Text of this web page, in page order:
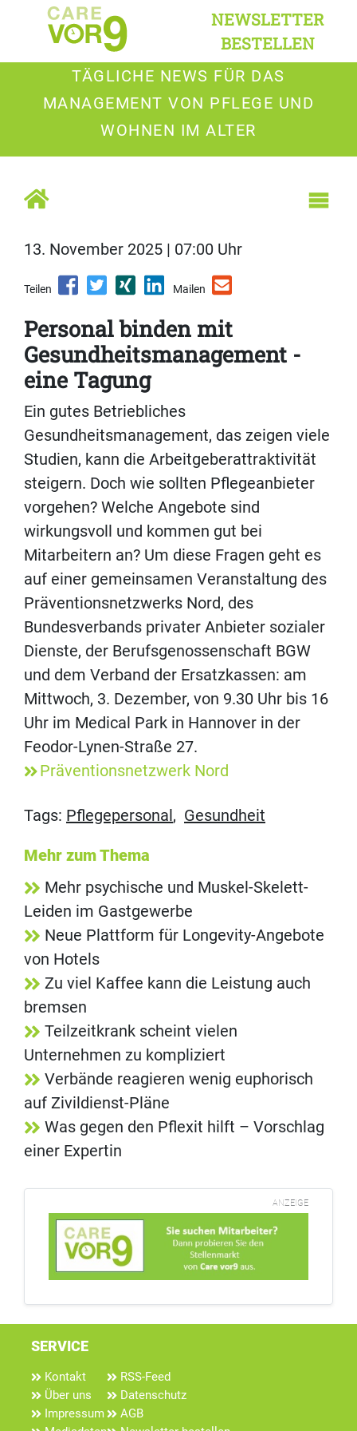
NEWSLETTER
BESTELLEN
TÄGLICHE NEWS FÜR DAS
MANAGEMENT VON PFLEGE UND
WOHNEN IM ALTER
13. November 2025 | 07:00 Uhr
Teilen Mailen
Personal binden mit
Gesundheitsmanagement -
eine Tagung
Ein gutes Betriebliches
Gesundheitsmanagement, das zeigen viele
Studien, kann die Arbeitgeberattraktivität
steigern. Doch wie sollten Pflegeanbieter
vorgehen? Welche Angebote sind
wirkungsvoll und kommen gut bei
Mitarbeitern an? Um diese Fragen geht es
auf einer gemeinsamen Veranstaltung des
Präventionsnetzwerks Nord, des
Bundesverbands privater Anbieter sozialer
Dienste, der Berufsgenossenschaft BGW
und dem Verband der Ersatzkassen: am
Mittwoch, 3. Dezember, von 9.30 Uhr bis 16
Uhr im Medical Park in Hannover in der
Feodor-Lynen-Straße 27.
Präventionsnetzwerk Nord
Tags: Pflegepersonal , Gesundheit
Mehr zum Thema
Mehr psychische und Muskel-Skelett-
Leiden im Gastgewerbe
Neue Plattform für Longevity-Angebote
von Hotels
Zu viel Kaffee kann die Leistung auch
bremsen
Teilzeitkrank scheint vielen
Unternehmen zu kompliziert
Verbände reagieren wenig euphorisch
auf Zivildienst-Pläne
Was gegen den Pflexit hilft – Vorschlag
einer Expertin
ANZEIGE
SERVICE
Kontakt
Über uns
Impressum
RSS-Feed
Datenschutz
AGB